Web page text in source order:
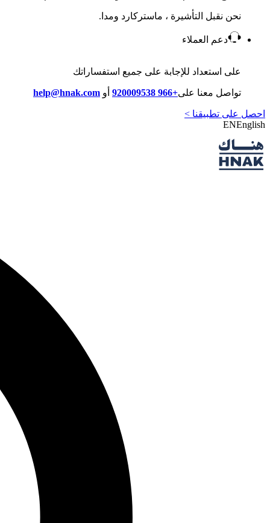
نحن نقبل التأشيرة ، ماستركارد ومدا.
دعم العملاء
على استعداد للإجابة على جميع استفساراتك
تواصل معنا على+966 920009538 أو help@hnak.com
احصل على تطبيقنا >
ENEnglish